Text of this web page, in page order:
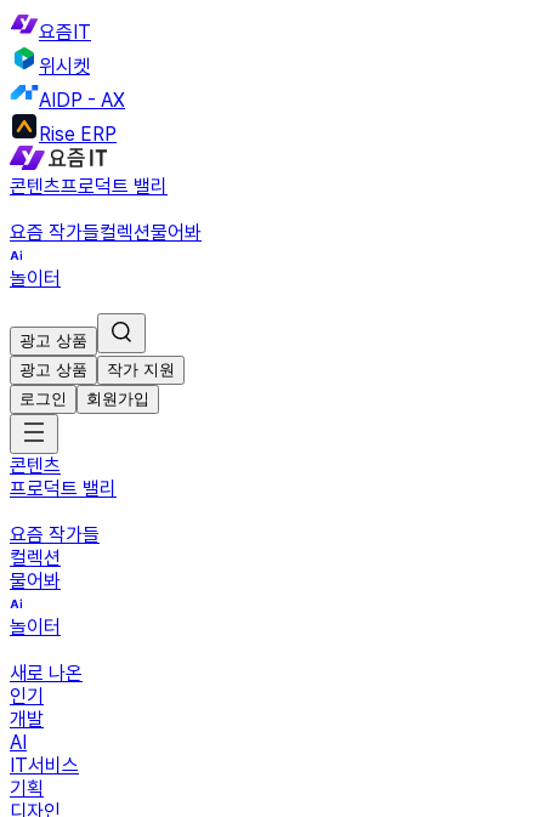
요즘IT
위시켓
AIDP - AX
Rise ERP
콘텐츠프로덕트 밸리
요즘 작가들컬렉션물어봐
놀이터
광고 상품
광고 상품
작가 지원
로그인
회원가입
콘텐츠
프로덕트 밸리
요즘 작가들
컬렉션
물어봐
놀이터
새로 나온
인기
개발
AI
IT서비스
기획
디자인